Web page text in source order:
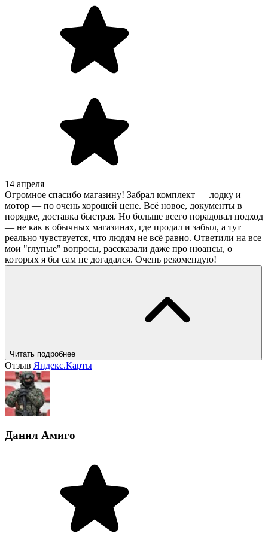
14 апреля
Огромное спасибо магазину! Забрал комплект — лодку и
мотор — по очень хорошей цене. Всё новое, документы в
порядке, доставка быстрая. Но больше всего порадовал подход
— не как в обычных магазинах, где продал и забыл, а тут
реально чувствуется, что людям не всё равно. Ответили на все
мои "глупые" вопросы, рассказали даже про нюансы, о
которых я бы сам не догадался. Очень рекомендую!
Читать подробнее
Отзыв Яндекс.Карты
Данил Амиго